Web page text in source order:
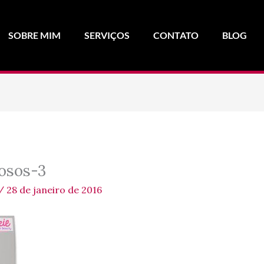
SOBRE MIM SERVIÇOS CONTATO BLOG
3
/ 28 de janeiro de 2016